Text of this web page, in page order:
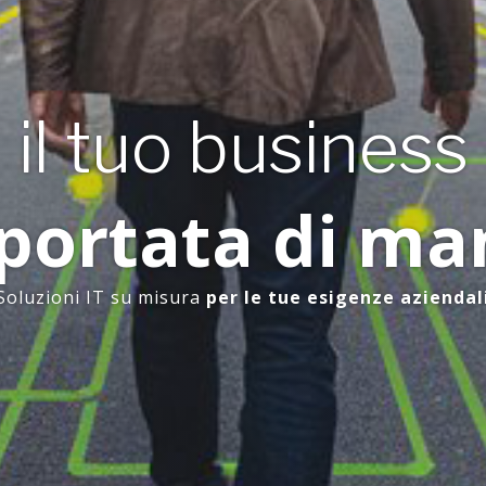
il tuo business
di
IT su misura per le tue esigenze